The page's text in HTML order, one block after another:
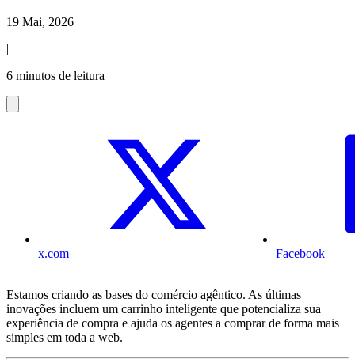
19 Mai, 2026
|
6 minutos de leitura
x.com Facebook
Estamos criando as bases do comércio agêntico. As últimas
inovações incluem um carrinho inteligente que potencializa sua
experiência de compra e ajuda os agentes a comprar de forma mais
simples em toda a web.